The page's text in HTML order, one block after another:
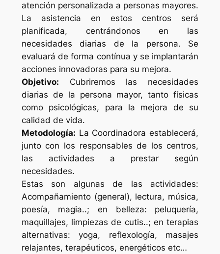
atención personalizada a personas mayores.
La asistencia en estos centros será
planificada, centrándonos en las
necesidades diarias de la persona. Se
evaluará de forma contínua y se implantarán
acciones innovadoras para su mejora.
Objetivo: Cubriremos las necesidades
diarias de la persona mayor, tanto físicas
como psicológicas, para la mejora de su
calidad de vida.
Metodología: La Coordinadora establecerá,
junto con los responsables de los centros,
las actividades a prestar según
necesidades.
Estas son algunas de las actividades:
Acompañamiento (general), lectura, música,
poesía, magia..; en belleza: peluquería,
maquillajes, limpiezas de cutis..; en terapias
alternativas: yoga, reflexología, masajes
relajantes, terapéuticos, energéticos etc…